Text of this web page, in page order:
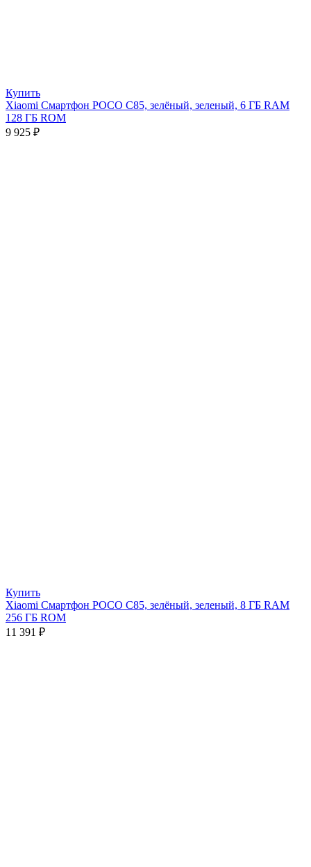
Купить
Xiaomi Смартфон POCO C85, зелёный, зеленый, 6 ГБ RAM
128 ГБ ROM
9 925 ₽
Купить
Xiaomi Смартфон POCO C85, зелёный, зеленый, 8 ГБ RAM
256 ГБ ROM
11 391 ₽